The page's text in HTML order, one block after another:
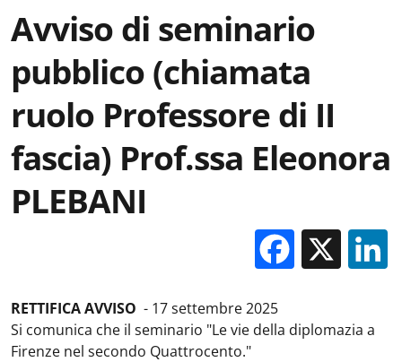
Avviso di seminario
pubblico (chiamata
ruolo Professore di II
fascia) Prof.ssa Eleonora
PLEBANI
X
RETTIFICA AVVISO - 17 settembre 2025
Si comunica che il seminario "Le vie della diplomazia a
Firenze nel secondo Quattrocento."